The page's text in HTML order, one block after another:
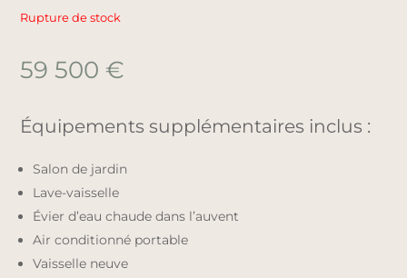
Rupture de stock
59 500 €
Équipements supplémentaires inclus :
Salon de jardin
Lave-vaisselle
Évier d’eau chaude dans l’auvent
Air conditionné portable
Vaisselle neuve